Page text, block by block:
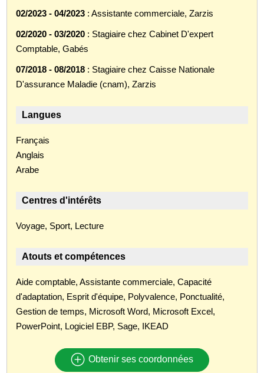
02/2023 - 04/2023 : Assistante commerciale, Zarzis
02/2020 - 03/2020 : Stagiaire chez Cabinet D'expert
Comptable, Gabés
07/2018 - 08/2018 : Stagiaire chez Caisse Nationale
D'assurance Maladie (cnam), Zarzis
Langues
Français
Anglais
Arabe
Centres d'intérêts
Voyage, Sport, Lecture
Atouts et compétences
Aide comptable, Assistante commerciale, Capacité
d'adaptation, Esprit d'équipe, Polyvalence, Ponctualité,
Gestion de temps, Microsoft Word, Microsoft Excel,
PowerPoint, Logiciel EBP, Sage, IKEAD
Obtenir ses coordonnées